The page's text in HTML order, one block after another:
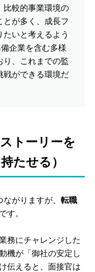
比較的事業環境の
とが多く、成長フ
たいと考えるよう
企業を含む多様
り、これまでの監
戦ができる環境だ
トーリーを
たせる）
がりますが、 転職
です。
務にチャレンジした
機が「御社の安定し
伝えると、面接官は